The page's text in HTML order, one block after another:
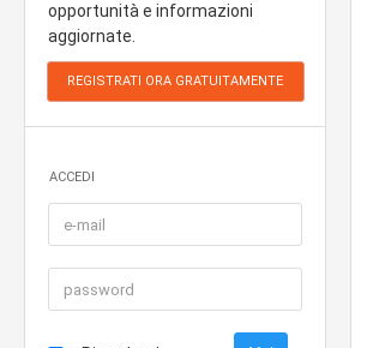
opportunità e informazioni
aggiornate.
ACCEDI